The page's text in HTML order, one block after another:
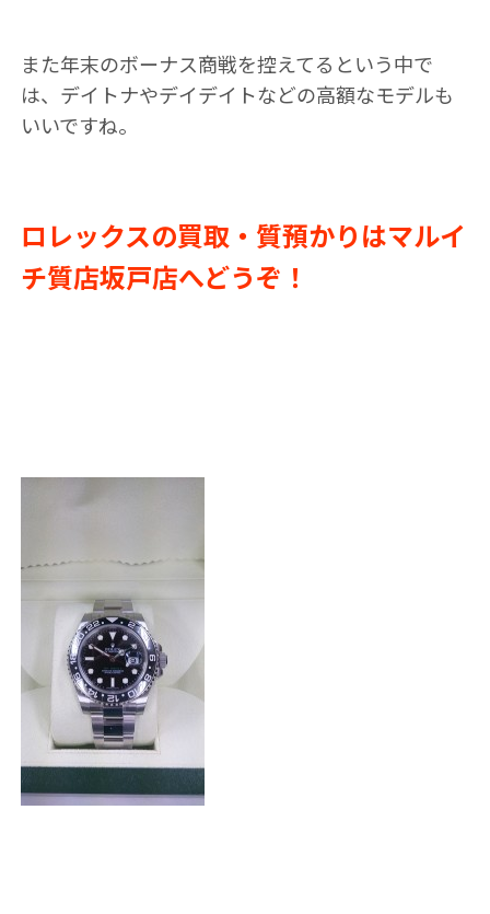
また年末のボーナス商戦を控えてるという中で
は、デイトナやデイデイトなどの高額なモデルも
いいですね。
ロレックスの買取・質預かりはマルイ
チ質店坂戸店へどうぞ！